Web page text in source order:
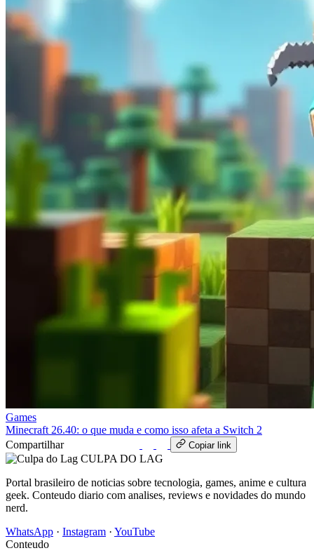
Games
Minecraft 26.40: o que muda e como isso afeta a Switch 2
Compartilhar
Copiar link
CULPA DO LAG
Portal brasileiro de noticias sobre tecnologia, games, anime e cultura
geek. Conteudo diario com analises, reviews e novidades do mundo
nerd.
WhatsApp · Instagram · YouTube
Conteudo